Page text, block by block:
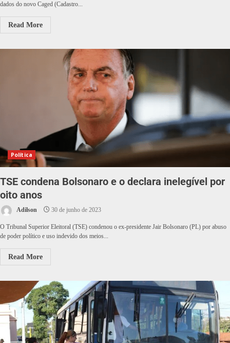
dados do novo Caged (Cadastro...
Read More
Política
TSE condena Bolsonaro e o declara inelegível por
oito anos
Adilson 30 de junho de 2023
O Tribunal Superior Eleitoral (TSE) condenou o ex-presidente Jair Bolsonaro (PL) por abuso
de poder político e uso indevido dos meios...
Read More